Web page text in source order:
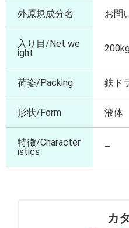
外原規成分名 お問
入り目/Net we
ight
荷姿/Packing 鉄ド
形状/Form 液体
特徴/Character
istics
–
カ